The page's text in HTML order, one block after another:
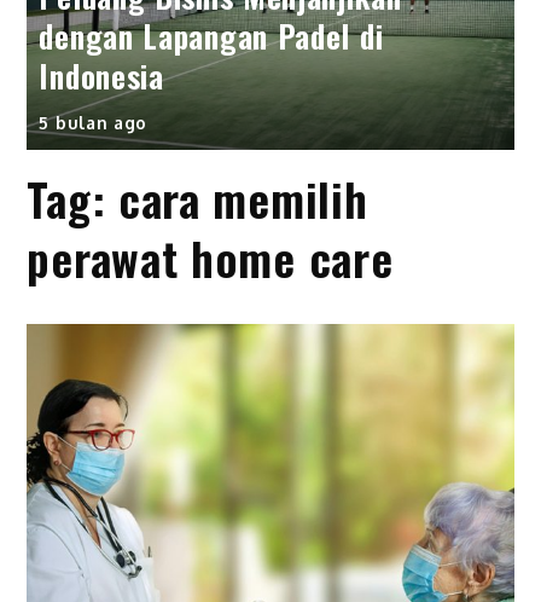
dengan Lapangan Padel di
Indonesia
5 bulan ago
Tag: cara memilih
perawat home care